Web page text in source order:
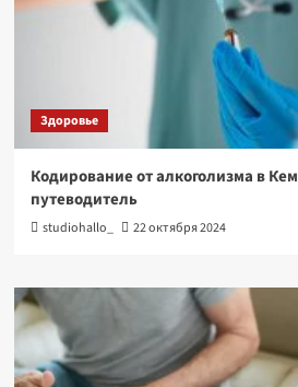
Здоровье
Кодирование от алкоголизма в
путеводитель
studiohallo_ 22 октября 2024